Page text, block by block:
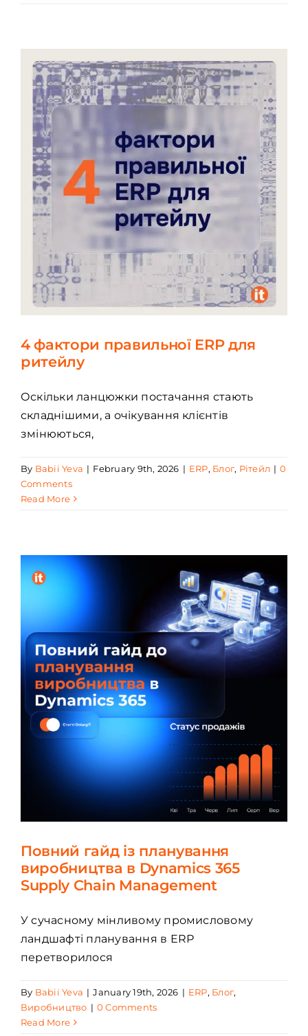
4 фактори правильної ERP для
ритейлу
Оскільки ланцюжки постачання стають
складнішими, а очікування клієнтів
змінюються,
By Babii Yeva | February 9th, 2026 | ERP, Блог, Рітейл | 0
Comments
Read More
Повний гайд із планування
виробництва в Dynamics 365
Supply Chain Management
У сучасному мінливому промисловому
ландшафті планування в ERP
перетворилося
By Babii Yeva | January 19th, 2026 | ERP, Блог,
Виробництво | 0 Comments
Read More